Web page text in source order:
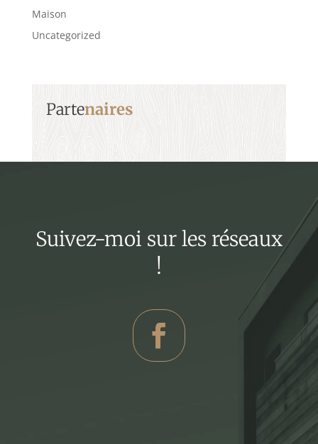
Maison
Uncategorized
Partenaires
Suivez-moi sur les réseaux
!